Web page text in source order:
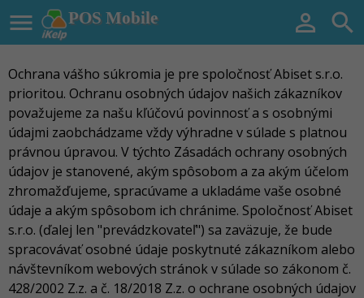
POS Mobile
  
Ochrana vášho súkromia je pre spoločnosť Abiset s.r.o.
prioritou. Ochranu osobných údajov našich zákazníkov
považujeme za našu kľúčovú povinnosť a s osobnými
údajmi zaobchádzame vždy výhradne v súlade s platnou
právnou úpravou. V týchto Zásadách ochrany osobných
údajov je stanovené, akým spôsobom a za akým účelom
zhromažďujeme, spracúvame a ukladáme vaše osobné
údaje a akým spôsobom ich chránime. Spoločnosť Abiset
s.r.o. (ďalej len "prevádzkovateľ") sa zaväzuje, že bude
spracovávať osobné údaje poskytnuté zákazníkom alebo
návštevníkom webových stránok v súlade so zákonom č.
428/2002 Z.z. a č. 18/2018 Z.z. o ochrane osobných údajov